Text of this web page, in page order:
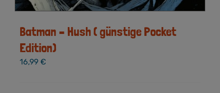
Batman – Hush ( günstige Pocket
Edition)
16,99 €